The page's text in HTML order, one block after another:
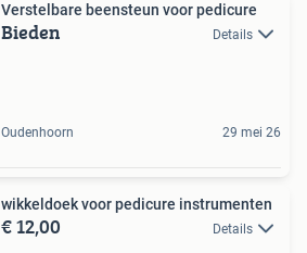
Verstelbare beensteun voor pedicure
Bieden Details
Oudenhoorn 29 mei 26
wikkeldoek voor pedicure instrumenten
€ 12,00 Details